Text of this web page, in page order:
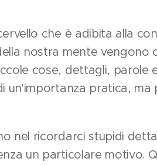
che è adibita alla
nostra mente vengono
cose, dettagli, parole
un'importanza pratica,
nel ricordarci stupidi
un particolare motivo.